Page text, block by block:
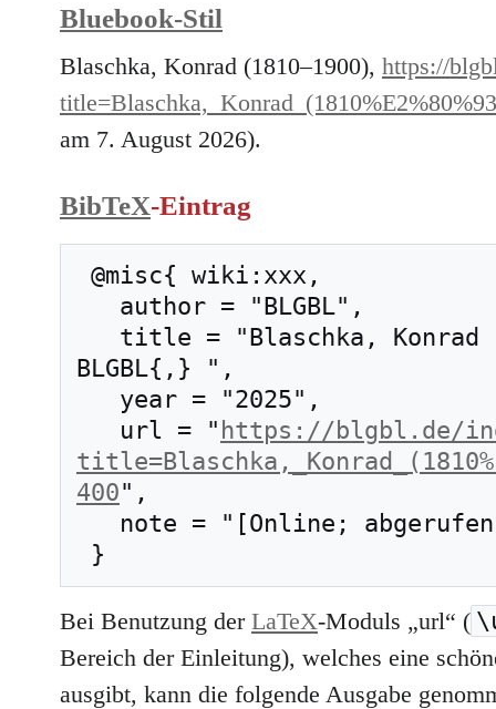
Bluebook-Stil
Blaschka, Konrad (1810–1900), https://
am 7. August 2026).
BibTeX-Eintrag
BLGBL{,} ",
   url = "
https://blgbl.de/
400",
Bei Benutzung der LaTeX-Moduls „url“ (
Bereich der Einleitung), welches eine
ausgibt, kann die folgende Ausgabe